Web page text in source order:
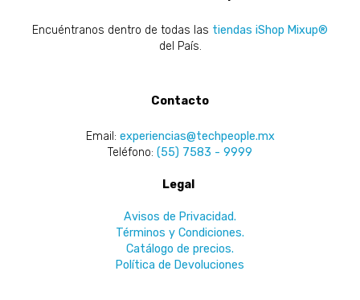
Encuéntranos dentro de todas las tiendas iShop Mixup®
del País.
Contacto
Email: experiencias@techpeople.mx
Teléfono: (55) 7583 - 9999
Legal
Avisos de Privacidad.
Términos y Condiciones.
Catálogo de precios.
Política de Devoluciones